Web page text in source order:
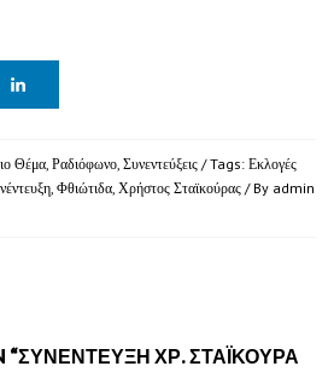
Θέμα, Ραδιόφωνο, Συνεντεύξεις / Tags: Εκλογές
, Φθιώτιδα, Χρήστος Σταϊκούρας / By admin
“ΣΥΝΈΝΤΕΥΞΗ ΧΡ. ΣΤΑΪΚΟΎΡΑ